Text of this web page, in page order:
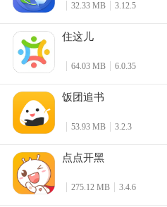
32.33 MB 3.12.5
住这儿
64.03 MB 6.0.35
饭团追书
53.93 MB 3.2.3
点点开黑
275.12 MB 3.4.6